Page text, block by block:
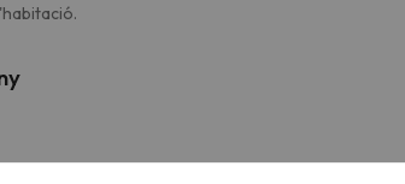
banyera